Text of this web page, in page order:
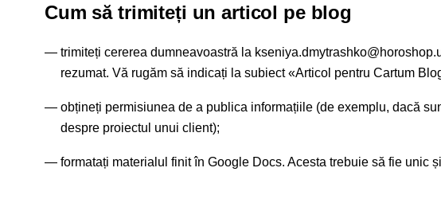
Cum să trimiteți un articol pe blog
trimiteți cererea dumneavoastră la
rezumat. Vă rugăm să indicați la subiect «Articol pentru Cartum
obțineți permisiunea de a publica informațiile (de exemplu, dacă
despre proiectul unui client);
formatați materialul finit în Google Docs. Acesta trebuie să fie unic